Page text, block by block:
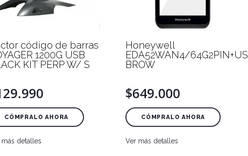
código de barras
1200G USB
KIT PERP W/ S
CÓMPRALO AHORA
más detalles
Honeywell
EDA52WAN4/64G2PIN+US
BROW
$649.000
CÓMPRALO AHORA
Ver más detalles